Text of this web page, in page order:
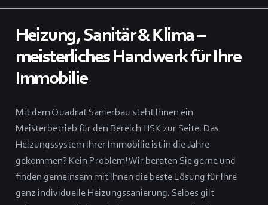
Heizung, Sanitär & Klima –
meisterliches Handwerk für Ihre
Immobilie
Mit dem Quadrat Sanierbau steht Ihnen ein
Meisterbetrieb für den Bereich HSK zur Seite. Das
Heizungssystem Ihrer Immobilie ist in die Jahre
gekommen? Kein Problem! Wir beraten Sie gerne und
finden gemeinsam mit Ihnen die beste Lösung für Ihre
ganz individuelle Heizungssanierung. Selbes gilt